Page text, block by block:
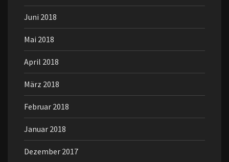
Juni 2018
Mai 2018
April 2018
März 2018
Februar 2018
Januar 2018
Dezember 2017